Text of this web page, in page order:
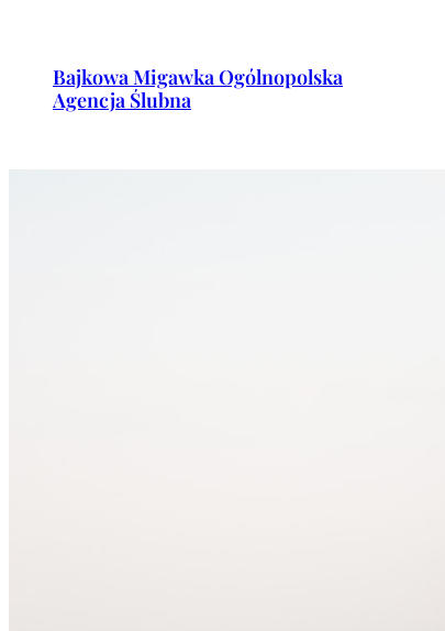
treściBajkowa Migawka Ogólnopolska
Agencja Ślubna